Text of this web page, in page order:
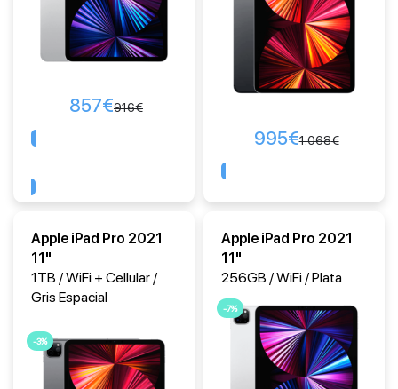
916€
857€
1.068€
995€
Apple iPad Pro 2021
11"
1TB / WiFi + Cellular /
Gris Espacial
-3%
Apple iPad Pro 2021
11"
256GB / WiFi / Plata
-7%